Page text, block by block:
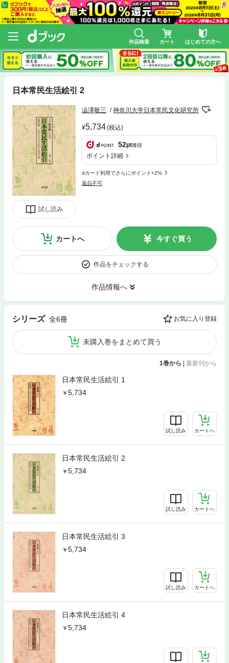
作品検索 カート はじめての方へ
日本常民生活絵引 2
試し読み
澁澤敬三 神奈川大学日本常民文化研究所
5,734(税込)
52pt獲得
ポイント詳細
dカード利用でさらにポイント+2%
返品不可
カートへ 今すぐ買う
作品をチェックする
作品情報へ
シリーズ 全6冊 お気に入り登録
未購入巻をまとめて買う
1巻から | 最新刊から
日本常民生活絵引 1
5,734
試し読み カートへ
日本常民生活絵引 2
5,734
試し読み カートへ
日本常民生活絵引 3
5,734
試し読み カートへ
日本常民生活絵引 4
5,734